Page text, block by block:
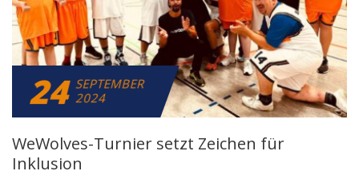
24 SEPTEMBER
2024
WeWolves-Turnier setzt Zeichen für
Inklusion